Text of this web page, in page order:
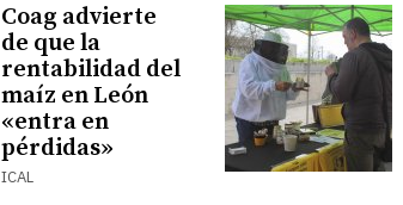
Coag advierte
de que la
rentabilidad del
maíz en León
«entra en
pérdidas»
ICAL